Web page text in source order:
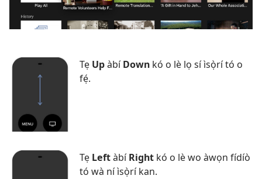
Tẹ UpàbíDown kó o lè lọ sí ìsọ̀rí tó o
fẹ́.
Tẹ LeftàbíRight kó o lè wo àwọn fídíò
tó wà ní ìsọ̀rí kan.